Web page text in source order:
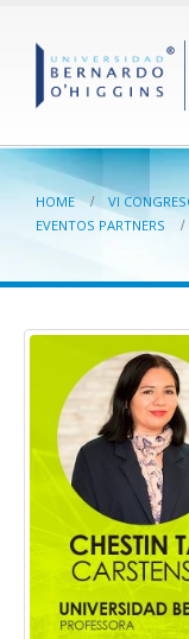
HOME
VI
EVENTOS PARTNERS